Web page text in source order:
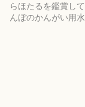
らほたるを鑑賞し
んぼのかんがい用